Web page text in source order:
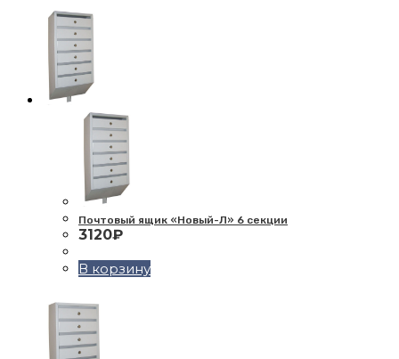
Почтовый ящик «Новый-Л» 6 секции
3120₽
В корзину